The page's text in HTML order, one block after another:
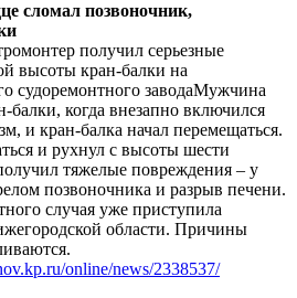
сломал позвоночник,
получил серьезные
высоты кран-балки на
судоремонтного заводаМужчина
балки, когда внезапно включился
и кран-балка начал перемещаться.
и рухнул с высоты шести
тяжелые повреждения – у
позвоночника и разрыв печени.
случая уже приступила
области. Причины
online/news/2338537/